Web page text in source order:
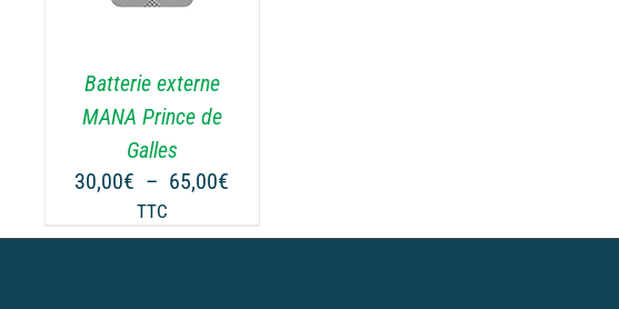
Batterie externe
MANA Prince de
Galles
30,00€ – 65,00€
prix :
TTC